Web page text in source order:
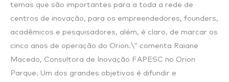
temas que são importantes para a toda a rede de
centros de inovação, para os empreendedores, founders,
acadêmicos e pesquisadores, além, é claro, de marcar os
cinco anos de operação do Orion.\” comenta Raiane
Macedo, Consultora de Inovação FAPESC no Orion
Parque. Um dos grandes objetivos é difundir e